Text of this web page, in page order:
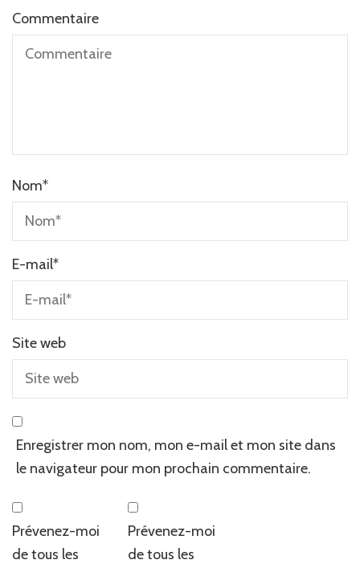
Commentaire
Nom*
E-mail*
Site web
Enregistrer mon nom, mon e-mail et mon site dans
le navigateur pour mon prochain commentaire.
Prévenez-moi
de tous les
Prévenez-moi
de tous les